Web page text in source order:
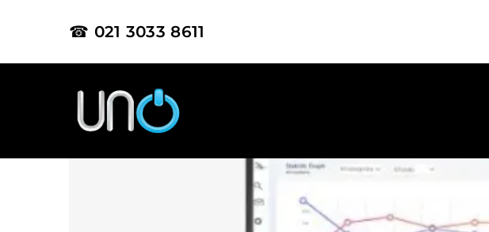
☎ 021 3033 8611